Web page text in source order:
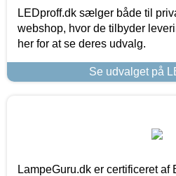
LEDproff.dk sælger både til
webshop, hvor de tilbyder
her for at se deres udvalg.
Se udvalget på
LampeGuru.dk er certificeret